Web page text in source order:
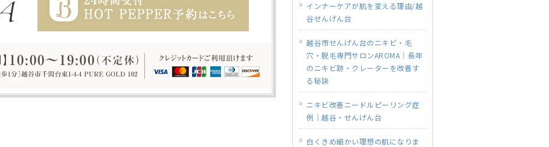
インナーケアが肌を変える理由/越
谷せんげん台
越谷市せんげん台のニキビ・毛
穴・脱毛専門サロンAROMA｜長年
のニキビ跡・クレーターを改善す
る秘訣
ニキビ改善ニードルピーリング症
例｜越谷・せんげん台
白くきめ細かい理想の肌になりま